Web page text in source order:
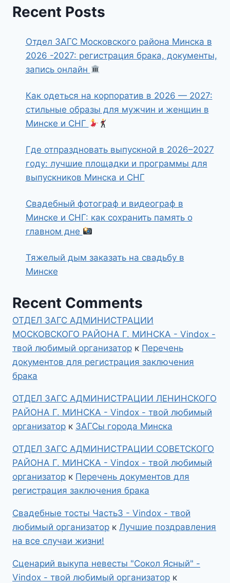
Recent Posts
Отдел ЗАГС Московского района Минска в
2026 -2027: регистрация брака, документы,
запись онлайн
Как одеться на корпоратив в 2026 — 2027:
стильные образы для мужчин и женщин в
Минске и СНГ
Где отпраздновать выпускной в 2026–2027
году: лучшие площадки и программы для
выпускников Минска и СНГ
Свадебный фотограф и видеограф в
Минске и СНГ: как сохранить память о
главном дне
Тяжелый дым заказать на свадьбу в
Минске
Recent Comments
ОТДЕЛ ЗАГС АДМИНИСТРАЦИИ
МОСКОВСКОГО РАЙОНА Г. МИНСКА - Vindox -
твой любимый организатор к Перечень
документов для регистрация заключения
брака
ОТДЕЛ ЗАГС АДМИНИСТРАЦИИ ЛЕНИНСКОГО
РАЙОНА Г. МИНСКА - Vindox - твой любимый
организатор к ЗАГСы города Минска
ОТДЕЛ ЗАГС АДМИНИСТРАЦИИ СОВЕТСКОГО
РАЙОНА Г. МИНСКА - Vindox - твой любимый
организатор к Перечень документов для
регистрация заключения брака
Свадебные тосты Часть3 - Vindox - твой
любимый организатор к Лучшие поздравления
на все случаи жизни!
Сценарий выкупа невесты "Сокол Ясный" -
Vindox - твой любимый организатор к